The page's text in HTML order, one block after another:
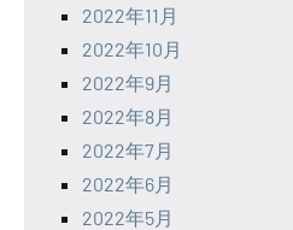
2022年11月
2022年10月
2022年9月
2022年8月
2022年7月
2022年6月
2022年5月